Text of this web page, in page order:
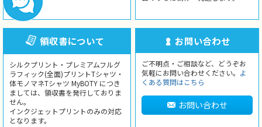
領収書について
シルクプリント・プレミアムフルグ
ラフィック(全面)プリントTシャツ・
体モノマネTシャツ MyBOTY につき
ましては、領収書を発行しておりま
せん。
インクジェットプリントのみの対応
となります。
お問い合わせ
ご不明点・ご相談など、どうぞお
気軽にお問い合わせください。 よ
くある質問はこちら
お問い合わせ